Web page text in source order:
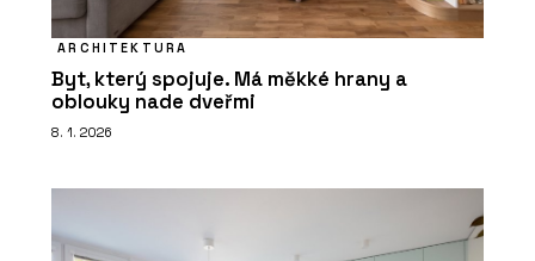
ARCHITEKTURA
Byt, který spojuje. Má měkké hrany a
oblouky nade dveřmi
8. 1. 2026